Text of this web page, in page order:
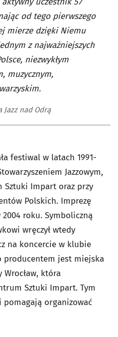
od tego pierwszego
mierze dzięki Niemu
z najważniejszych
niezwykłym
muzycznym,
Jazz nad Odrą
festiwal w latach 1991-
Jazzowym,
Sztuki Impart oraz przy
Polskich. Imprezę
2004 roku. Symboliczną
wręczył wtedy
na koncercie w klubie
producentem jest miejska
która
Sztuki Impart. Tym
organizować